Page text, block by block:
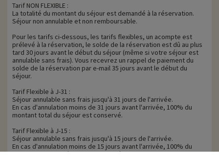
Tarif NON FLEXIBLE :
La totalité du montant du séjour est demandé à la réservation.
Séjour non annulable et non remboursable.
Pour les tarifs ci-dessous, les tarifs flexibles, un acompte est
prélevé à la réservation, le solde de la réservation est dû au plus
tard 30 jours avant le début du séjour (même si votre séjour est
annulable sans frais). Vous recevrez un rappel de paiement du
solde de la réservation par e-mail 35 jours avant le début du
séjour.
Tarif Flexible à J-31 :
Séjour annulable sans frais jusqu'à 31 jours de l'arrivée.
En cas d'annulation moins de 31 jours avant l'arrivée, 100% du
montant total du séjour est conservé.
Tarif Flexible à J-15 :
Séjour annulable sans frais jusqu'à 15 jours de l'arrivée.
En cas d'annulation moins de 15 jours avant l'arrivée, 100% du
montant total du séjour est conservé.